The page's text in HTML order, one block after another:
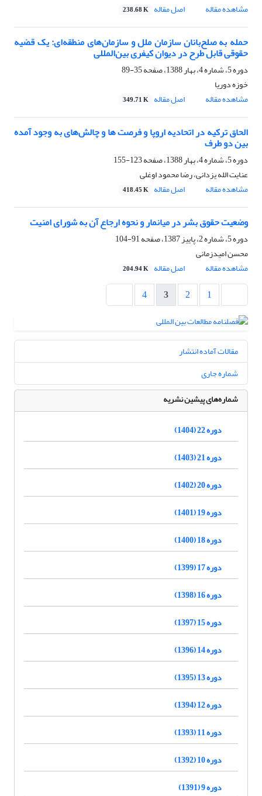
مشاهده مقاله
اصل مقاله 238.68 K
حمله به صلح‌بانان سازمان ملل و سازمان‌های منطقه‌ای: یک قضیه
حقوقی قابل طرح در دیوان کیفری بین‌المللی
دوره 5، شماره 4، بهار 1388، صفحه
35-89
خوزه دوریا
مشاهده مقاله
اصل مقاله 349.71 K
الحاق ترکیه در اتحادیه اروپا و فرصت ها و چالش‌های به وجود آمده
بین دو طرف
دوره 5، شماره 4، بهار 1388، صفحه
123-155
عنایت الله یزدانی، رضا محمود اوغلی
مشاهده مقاله
اصل مقاله 418.45 K
وضعیت حقوق بشر در میانمار و نحوه ارجاع آن به شورای امنیت
دوره 5، شماره 2، پاییز 1387، صفحه
91-104
محسن امیدزمانی
مشاهده مقاله
اصل مقاله 204.94 K
1
2
3
4
مقالات آماده انتشار
شماره جاری
شماره‌های پیشین نشریه
دوره 22 (1404)
دوره 21 (1403)
دوره 20 (1402)
دوره 19 (1401)
دوره 18 (1400)
دوره 17 (1399)
دوره 16 (1398)
دوره 15 (1397)
دوره 14 (1396)
دوره 13 (1395)
دوره 12 (1394)
دوره 11 (1393)
دوره 10 (1392)
دوره 9 (1391)